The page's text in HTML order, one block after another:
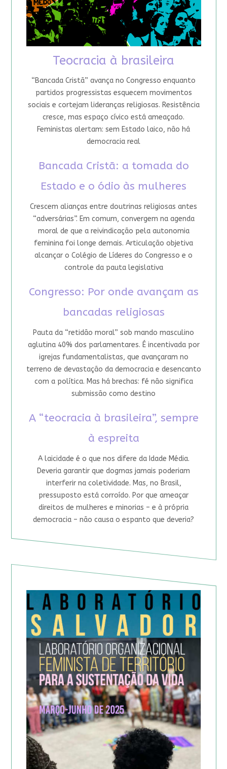
Teocracia à brasileira
“Bancada Cristã” avança no Congresso enquanto
partidos progressistas esquecem movimentos
sociais e cortejam lideranças religiosas. Resistência
cresce, mas espaço cívico está ameaçado.
Feministas alertam: sem Estado laico, não há
democracia real
Bancada Cristã: a tomada do
Estado e o ódio às mulheres
Crescem alianças entre doutrinas religiosas antes
“adversárias”. Em comum, convergem na agenda
moral de que a reivindicação pela autonomia
feminina foi longe demais. Articulação objetiva
alcançar o Colégio de Líderes do Congresso e o
controle da pauta legislativa
Congresso: Por onde avançam as
bancadas religiosas
Pauta da “retidão moral” sob mando masculino
aglutina 40% dos parlamentares. É incentivada por
igrejas fundamentalistas, que avançaram no
terreno de devastação da democracia e desencanto
com a política. Mas há brechas: fé não significa
submissão como destino
A “teocracia à brasileira”, sempre
à espreita
A laicidade é o que nos difere da Idade Média.
Deveria garantir que dogmas jamais poderiam
interferir na coletividade. Mas, no Brasil,
pressuposto está corroído. Por que ameaçar
direitos de mulheres e minorias – e à própria
democracia – não causa o espanto que deveria?